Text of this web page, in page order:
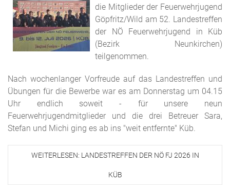
die Mitglieder der Feuerwehrjugend
Göpfritz/Wild am 52. Landestreffen
der NÖ Feuerwehrjugend in Küb
(Bezirk Neunkirchen)
teilgenommen.
Nach wochenlanger Vorfreude auf das Landestreffen und
Übungen für die Bewerbe war es am Donnerstag um 04.15
Uhr endlich soweit - für unsere neun
Feuerwehrjugendmitglieder und die drei Betreuer Sara,
Stefan und Michi ging es ab ins "weit entfernte" Küb.
WEITERLESEN: LANDESTREFFEN DER NÖ FJ 2026 IN
KÜB